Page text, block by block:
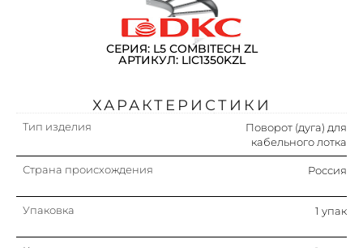
СЕРИЯ: L5 COMBITECH ZL
АРТИКУЛ: LIC1350KZL
ХАРАКТЕРИСТИКИ
Тип изделия
Поворот (дуга) для
кабельного лотка
Страна происхождения Россия
Упаковка 1 упак